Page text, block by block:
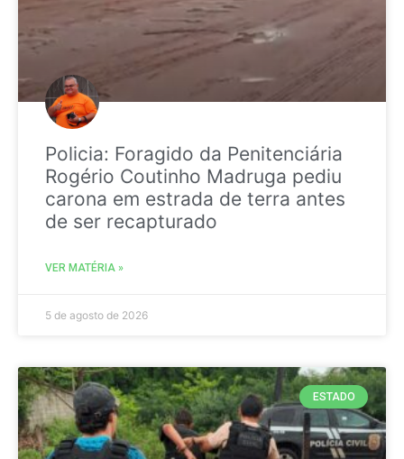
Policia: Foragido da Penitenciária
Rogério Coutinho Madruga pediu
carona em estrada de terra antes
de ser recapturado
VER MATÉRIA »
5 de agosto de 2026
ESTADO